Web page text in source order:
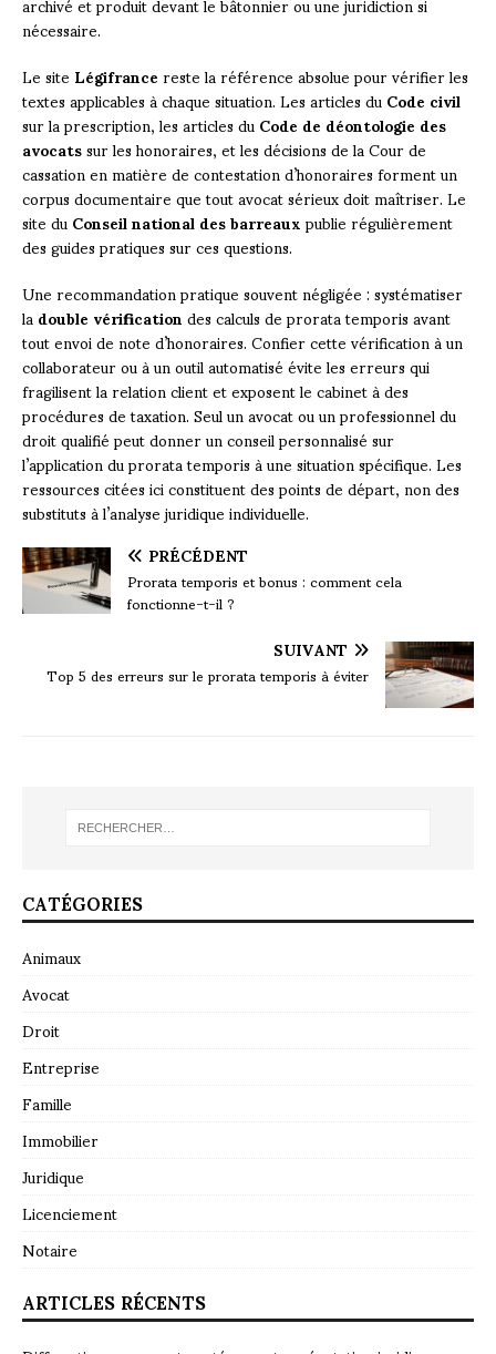
nécessaire.
Le siteLégifrancereste la référence absolue pour vérifier les
textes applicables à chaque situation. Les articles duCode civil
sur la prescription, les articles duCode de déontologie des
avocatssur les honoraires, et les décisions de la Cour de
cassation en matière de contestation d’honoraires forment un
corpus documentaire que tout avocat sérieux doit maîtriser. Le
site duConseil national des barreauxpublie régulièrement
des guides pratiques sur ces questions.
Une recommandation pratique souvent négligée : systématiser
ladouble vérificationdes calculs de prorata temporis avant
tout envoi de note d’honoraires. Confier cette vérification à un
collaborateur ou à un outil automatisé évite les erreurs qui
fragilisent la relation client et exposent le cabinet à des
procédures de taxation. Seul un avocat ou un professionnel du
droit qualifié peut donner un conseil personnalisé sur
l’application du prorata temporis à une situation spécifique. Les
ressources citées ici constituent des points de départ, non des
substituts à l’analyse juridique individuelle.
PRÉCÉDENT
Prorata temporis et bonus : comment cela
fonctionne-t-il ?
SUIVANT
Top 5 des erreurs sur le prorata temporis à éviter
CATÉGORIES
Animaux
Avocat
Droit
Entreprise
Famille
Immobilier
Juridique
Licenciement
Notaire
ARTICLES RÉCENTS